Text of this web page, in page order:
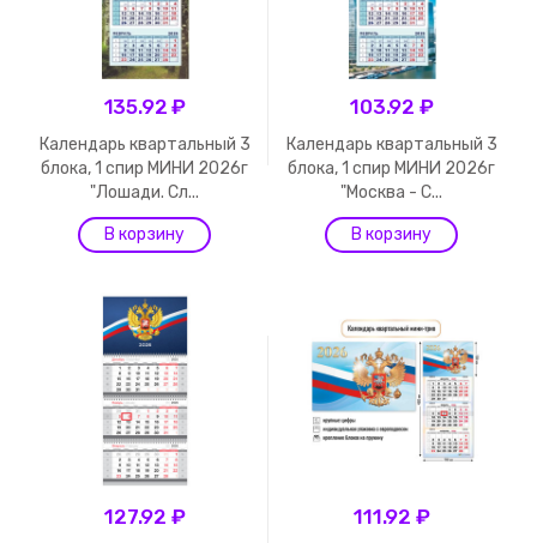
135.92 ₽
Календарь квартальный 3
блока, 1 спир МИНИ 2026г
"Лошади. Сл...
103.92 ₽
Календарь квартальный 3
блока, 1 спир МИНИ 2026г
"Москва - С...
127.92 ₽ 111.92 ₽